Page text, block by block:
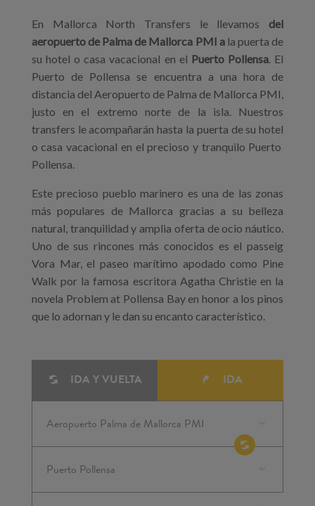
En Mallorca North Transfers le llevamos del
aeropuerto de Palma de Mallorca PMI ala puerta de
su hotel o casa vacacional en el Puerto Pollensa. El
Puerto de Pollensa se encuentra a una hora de
distancia del Aeropuerto de Palma de Mallorca PMI,
justo en el extremo norte de la isla. Nuestros
transfers le acompañarán hasta la puerta de su hotel
o casa vacacional en el precioso y tranquilo Puerto
Pollensa.
Este precioso pueblo marinero es una de las zonas
más populares de Mallorca gracias a su belleza
natural, tranquilidad y amplia oferta de ocio náutico.
Uno de sus rincones más conocidos es el passeig
Vora Mar, el paseo marítimo apodado como Pine
Walk por la famosa escritora Agatha Christie en la
novela Problem at Pollensa Bay en honor a los pinos
que lo adornan y le dan su encanto característico.
IDA Y VUELTA IDA